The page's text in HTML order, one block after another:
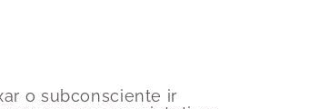
o subconsciente ir